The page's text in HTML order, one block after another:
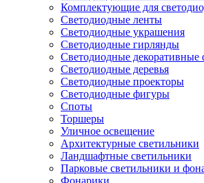
Комплектующие для
Светодиодные ленты
Светодиодные украшения
Светодиодные гирлянды
Светодиодные декоративные
Светодиодные деревья
Светодиодные проекторы
Светодиодные фигуры
Споты
Торшеры
Уличное освещение
Архитектурные светильники
Ландшафтные светильники
Парковые светильники и
Фонарики